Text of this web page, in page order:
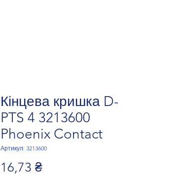
Кінцева кришка D-
PTS 4 3213600
Phoenix Contact
Артикул: 3213600
16,73 ₴Ціна